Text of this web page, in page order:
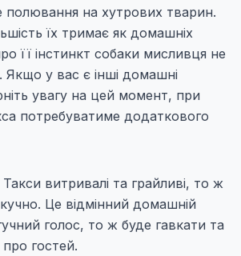
полювання на хутрових тварин.
їх тримає як домашніх
її інстинкт собаки мисливця не
Якщо у вас є інші домашні
увагу на цей момент, при
потребуватиме додаткового
Такси витривалі та грайливі, то ж
Це відмінний домашній
голос, то ж буде гавкати та
гостей.